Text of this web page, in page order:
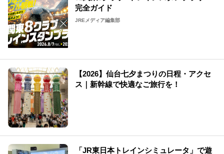
完全ガイド
JREメディア編集部
【2026】仙台七夕まつりの日程・アクセ
ス｜新幹線で快適なご旅行を！
「JR東日本トレインシミュレータ」で遊